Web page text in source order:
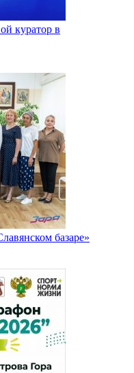
куратор в
базаре»